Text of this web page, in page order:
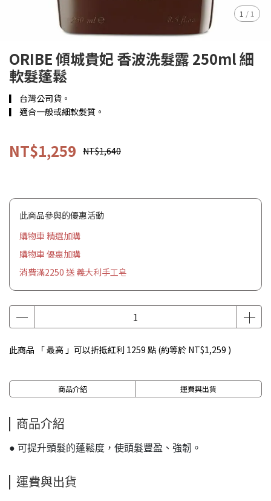
1 / 1
ORIBE 傾城貴妃 香波洗髮露 250ml 細
軟髮蓬鬆
▎ 台灣公司貨。
▎ 適合一般或細軟髮質。
NT$1,259 NT$1,640
此商品參與的優惠活動
購物車 精選加購
購物車 優惠加購
消費滿2250 送 義大利手工皂
此商品 「 最高 」可以折抵紅利 1259 點 (約等於 NT$1,259 )
商品介紹 運費與出貨
商品介紹
● 可提升頭髮的蓬鬆度，使頭髮豐盈、強韌。
運費與出貨